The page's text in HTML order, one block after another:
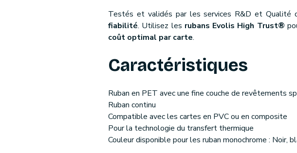
Testés et validés par les services R&D et Qualité
fiabilité. Utilisez les rubans Evolis High Trust®
coût optimal par carte.
Caractéristiques
Ruban en PET avec une fine couche de revêtements
Ruban continu
Compatible avec les cartes en PVC ou en composite
Pour la technologie du transfert thermique
Couleur disponible pour les ruban monochrome :